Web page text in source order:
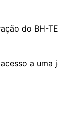
do BH-
a